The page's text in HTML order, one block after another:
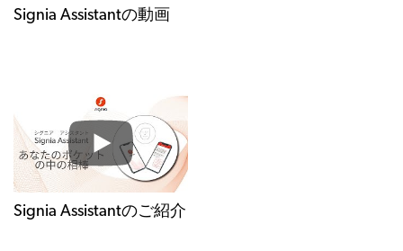
Signia Assistantの動画
Signia Assistantのご紹介